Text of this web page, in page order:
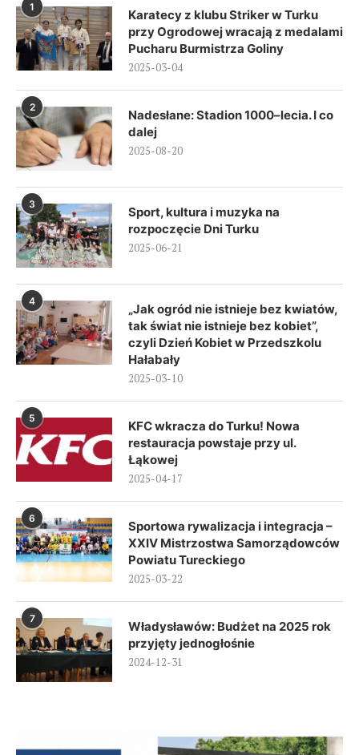
1
Karatecy z klubu Striker w Turku
przy Ogrodowej wracają z medalami
Pucharu Burmistrza Goliny
2025-03-04
2
Nadesłane: Stadion 1000–lecia. I co
dalej
2025-08-20
3
Sport, kultura i muzyka na
rozpoczęcie Dni Turku
2025-06-21
4
„Jak ogród nie istnieje bez kwiatów,
tak świat nie istnieje bez kobiet”,
czyli Dzień Kobiet w Przedszkolu
Hałabały
2025-03-10
5
KFC wkracza do Turku! Nowa
restauracja powstaje przy ul.
Łąkowej
2025-04-17
6
Sportowa rywalizacja i integracja –
XXIV Mistrzostwa Samorządowców
Powiatu Tureckiego
2025-03-22
7
Władysławów: Budżet na 2025 rok
przyjęty jednogłośnie
2024-12-31